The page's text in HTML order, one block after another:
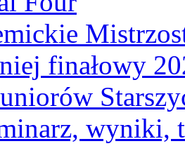
finałowy
wyniki,